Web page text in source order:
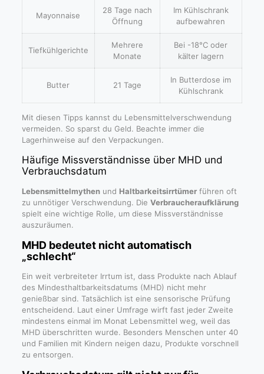
Mayonnaise
28 Tage nach
Öffnung
Im Kühlschrank
aufbewahren
Tiefkühlgerichte
Mehrere
Monate
Bei -18°C oder
kälter lagern
Butter 21 Tage
In Butterdose im
Kühlschrank
Mit diesen Tipps kannst du Lebensmittelverschwendung
vermeiden. So sparst du Geld. Beachte immer die
Lagerhinweise auf den Verpackungen.
Häufige Missverständnisse über MHD und
Verbrauchsdatum
Lebensmittelmythenund Haltbarkeitsirrtümerführen oft
zu unnötiger Verschwendung. Die Verbraucheraufklärung
spielt eine wichtige Rolle, um diese Missverständnisse
auszuräumen.
MHD bedeutet nicht automatisch
„schlecht“
Ein weit verbreiteter Irrtum ist, dass Produkte nach Ablauf
des Mindesthaltbarkeitsdatums (MHD) nicht mehr
genießbar sind. Tatsächlich ist eine sensorische Prüfung
entscheidend. Laut einer Umfrage wirft fast jeder Zweite
mindestens einmal im Monat Lebensmittel weg, weil das
MHD überschritten wurde. Besonders Menschen unter 40
und Familien mit Kindern neigen dazu, Produkte vorschnell
zu entsorgen.